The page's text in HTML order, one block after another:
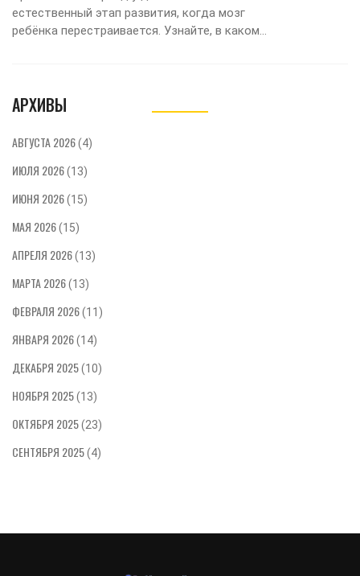
естественный этап развития, когда мозг
ребёнка перестраивается. Узнайте, в каком
АРХИВЫ
АВГУСТА 2026(4)
ИЮЛЯ 2026(13)
ИЮНЯ 2026(15)
МАЯ 2026(15)
АПРЕЛЯ 2026(13)
МАРТА 2026(13)
ФЕВРАЛЯ 2026(11)
ЯНВАРЯ 2026(14)
ДЕКАБРЯ 2025(10)
НОЯБРЯ 2025(13)
ОКТЯБРЯ 2025(23)
СЕНТЯБРЯ 2025(4)